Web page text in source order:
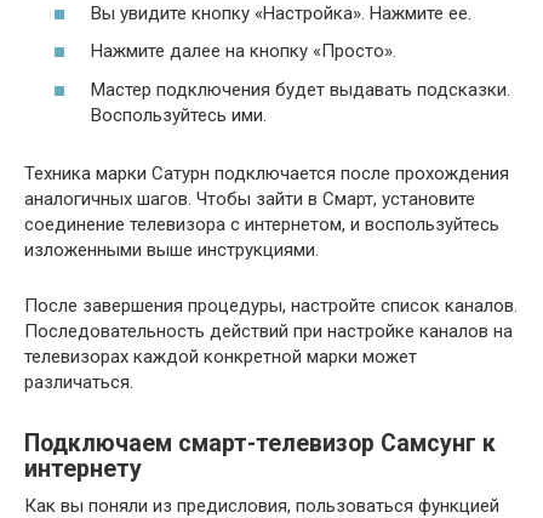
Вы увидите кнопку «Настройка». Нажмите ее.
Нажмите далее на кнопку «Просто».
Мастер подключения будет выдавать подсказки.
Воспользуйтесь ими.
Техника марки Сатурн подключается после прохождения
аналогичных шагов. Чтобы зайти в Смарт, установите
соединение телевизора с интернетом, и воспользуйтесь
изложенными выше инструкциями.
После завершения процедуры, настройте список каналов.
Последовательность действий при настройке каналов на
телевизорах каждой конкретной марки может
различаться.
Подключаем смарт-телевизор Самсунг к
интернету
Как вы поняли из предисловия, пользоваться функцией